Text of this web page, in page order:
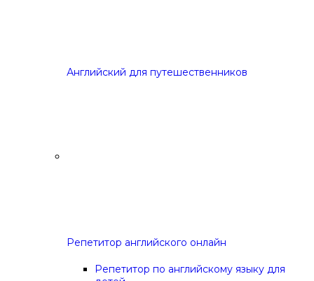
Английский для путешественников
Репетитор английского онлайн
Репетитор по английскому языку для